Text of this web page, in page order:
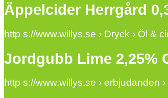
Äppelcider Herrgård
http s://www.willys.se › Dryck › Öl &
Jordgubb Lime 2,25%
http s://www.willys.se › erbjudanden